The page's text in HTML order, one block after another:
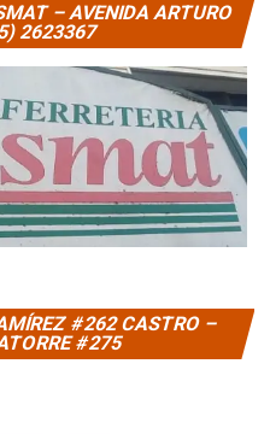
– AVENIDA ARTURO
2623367
#262 CASTRO –
#275